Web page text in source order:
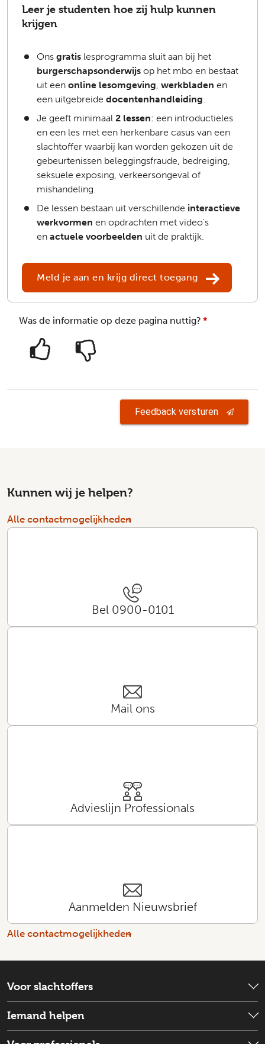
Leer je studenten hoe zij hulp kunnen
krijgen
Ons gratis lesprogramma sluit aan bij het
burgerschapsonderwijs op het mbo en bestaat
uit een online lesomgeving, werkbladen en
een uitgebreide docentenhandleiding.
Je geeft minimaal 2 lessen: een introductieles
en een les met een herkenbare casus van een
slachtoffer waarbij kan worden gekozen uit de
gebeurtenissen beleggingsfraude, bedreiging,
seksuele exposing, verkeersongeval of
mishandeling.
De lessen bestaan uit verschillende interactieve
werkvormen en opdrachten met video's
en actuele voorbeelden uit de praktijk.
Meld je aan en krijg direct toegang
Was de informatie op deze pagina nuttig? *
Feedback versturen
Kunnen wij je helpen?
Alle contactmogelijkheden
Bel 0900-0101
Mail ons
Advieslijn Professionals
Aanmelden Nieuwsbrief
Alle contactmogelijkheden
Voor slachtoffers
Wat is er gebeurd?
Emotionele hulp
Iemand helpen
Check wat je kunt doen